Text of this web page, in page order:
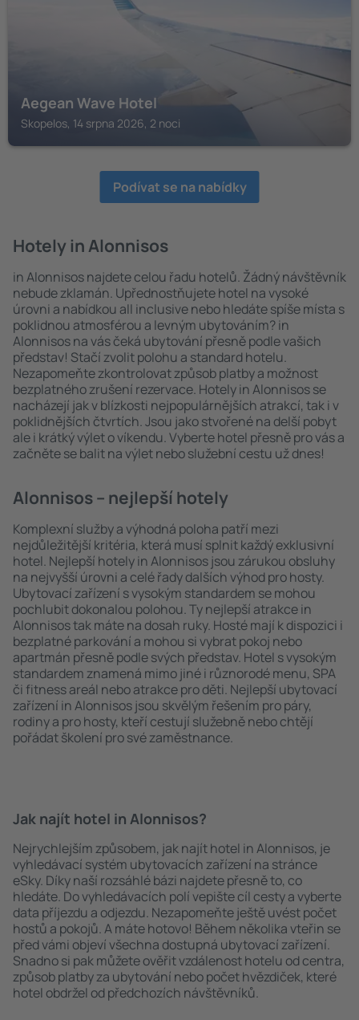
Aegean Wave Hotel
Skopelos, 14 srpna 2026, 2 noci
Podívat se na nabídky
Hotely in Alonnisos
in Alonnisos najdete celou řadu hotelů. Žádný návštěvník
nebude zklamán. Upřednostňujete hotel na vysoké
úrovni a nabídkou all inclusive nebo hledáte spíše místa s
poklidnou atmosférou a levným ubytováním? in
Alonnisos na vás čeká ubytování přesně podle vašich
představ! Stačí zvolit polohu a standard hotelu.
Nezapomeňte zkontrolovat způsob platby a možnost
bezplatného zrušení rezervace. Hotely in Alonnisos se
nacházejí jak v blízkosti nejpopulárnějších atrakcí, tak i v
poklidnějších čtvrtích. Jsou jako stvořené na delší pobyt
ale i krátký výlet o víkendu. Vyberte hotel přesně pro vás a
začněte se balit na výlet nebo služební cestu už dnes!
Alonnisos – nejlepší hotely
Komplexní služby a výhodná poloha patří mezi
nejdůležitější kritéria, která musí splnit každý exklusivní
hotel. Nejlepší hotely in Alonnisos jsou zárukou obsluhy
na nejvyšší úrovni a celé řady dalších výhod pro hosty.
Ubytovací zařízení s vysokým standardem se mohou
pochlubit dokonalou polohou. Ty nejlepší atrakce in
Alonnisos tak máte na dosah ruky. Hosté mají k dispozici i
bezplatné parkování a mohou si vybrat pokoj nebo
apartmán přesně podle svých představ. Hotel s vysokým
standardem znamená mimo jiné i různorodé menu, SPA
či fitness areál nebo atrakce pro děti. Nejlepší ubytovací
zařízení in Alonnisos jsou skvělým řešením pro páry,
rodiny a pro hosty, kteří cestují služebně nebo chtějí
pořádat školení pro své zaměstnance.
Jak najít hotel in Alonnisos?
Nejrychlejším způsobem, jak najít hotel in Alonnisos, je
vyhledávací systém ubytovacích zařízení na stránce
eSky. Díky naší rozsáhlé bázi najdete přesně to, co
hledáte. Do vyhledávacích polí vepište cíl cesty a vyberte
data příjezdu a odjezdu. Nezapomeňte ještě uvést počet
hostů a pokojů. A máte hotovo! Během několika vteřin se
před vámi objeví všechna dostupná ubytovací zařízení.
Snadno si pak můžete ověřit vzdálenost hotelu od centra,
způsob platby za ubytování nebo počet hvězdiček, které
hotel obdržel od předchozích návštěvníků.